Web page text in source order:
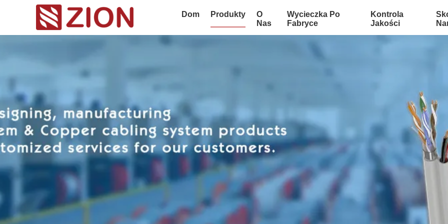
Dom Produkty
O
Nas
Wycieczka Po
Fabryce
Kontrola
Jakości